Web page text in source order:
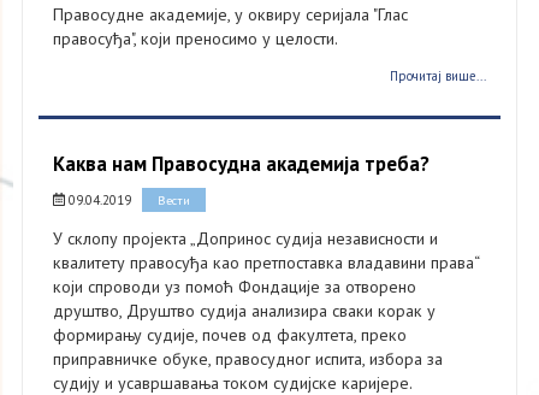
Правосудне академије, у оквиру серијала "Глас
правосуђа", који преносимо у целости.
Прочитај више...
Каква нам Правосудна академија треба?
09.04.2019 Вести
У склопу пројекта „Допринос судија независности и
квалитету правосуђа као претпоставка владавини права“
који спроводи уз помоћ Фондације за отворено
друштво, Друштво судија анализира сваки корак у
формирању судије, почев од факултета, преко
приправничке обуке, правосудног испита, избора за
судију и усавршавања током судијске каријере.